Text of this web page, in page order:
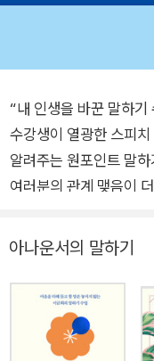
“내 인생을 바꾼 말하기 수
수강생이 열광한 스피치 코치이자 24년 차
알려주는 원포인트 말하기 레슨! “‘한기자’ 님
여러분의 관계 맺음이 더 따
령만이라도 잘 익혀 실전
투로 KBS 간판 아나운
치 책이 출간되었다. 수
24년 차 아나운서로 맹
아나운서의 말하기